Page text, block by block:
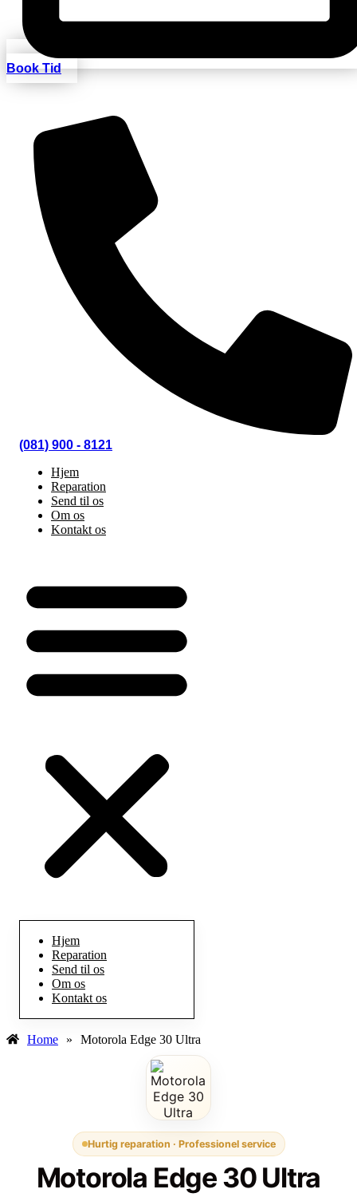
Book Tid
(081) 900 - 8121
Hjem
Reparation
Send til os
Om os
Kontakt os
Hjem
Reparation
Send til os
Om os
Kontakt os
Home » Motorola Edge 30 Ultra
Hurtig reparation · Professionel service
Motorola Edge 30 Ultra